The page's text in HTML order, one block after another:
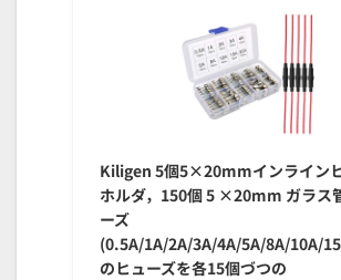
Kiligen 5個5×20mmインライン
ホルダ，150個 5 ×20mm ガラス
ーズ
(0.5A/1A/2A/3A/4A/5A/8A/10A/
のヒューズを各15個づつの